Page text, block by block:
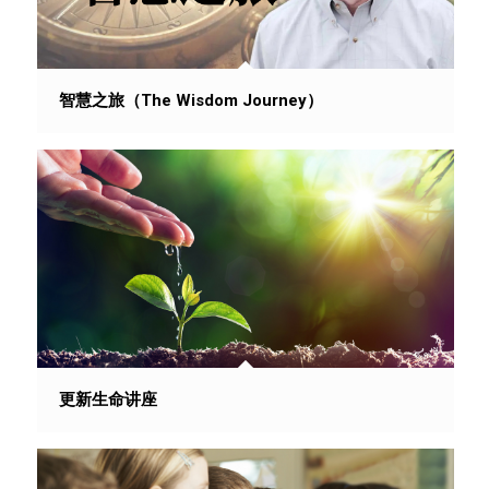
智慧之旅（The Wisdom Journey）
更新生命讲座